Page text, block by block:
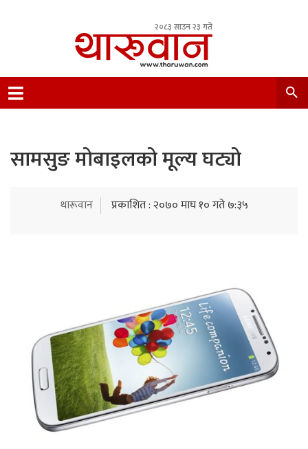
२०८३ साउन २३ गते
Nepal.
सामसुङ मोबाइलको मूल्य घट्यो
थारूवान प्रकाशित : २०७० माघ १० गते ७:३५